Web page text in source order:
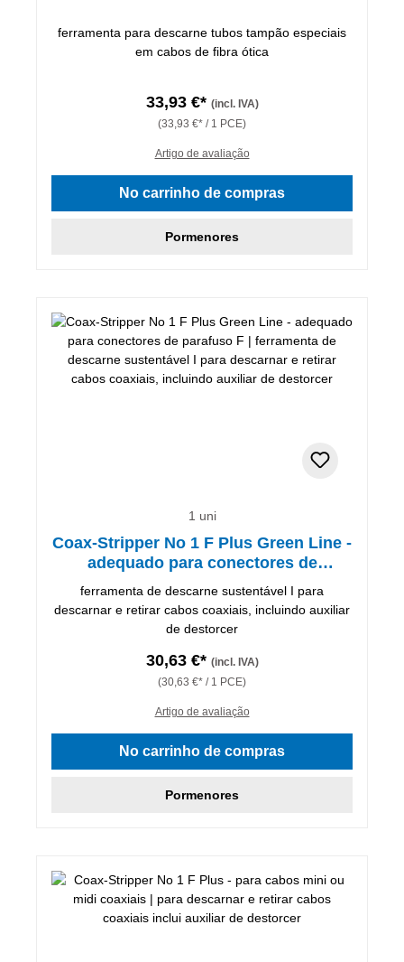
ferramenta para descarne tubos tampão especiais
em cabos de fibra ótica
33,93 €* (incl. IVA)
(33,93 €* / 1 PCE)
Artigo de avaliação
No carrinho de compras
Pormenores
1 uni
Coax-Stripper No 1 F Plus Green Line -
adequado para conectores de
parafuso F
ferramenta de descarne sustentável I para
descarnar e retirar cabos coaxiais, incluindo auxiliar
de destorcer
30,63 €* (incl. IVA)
(30,63 €* / 1 PCE)
Artigo de avaliação
No carrinho de compras
Pormenores